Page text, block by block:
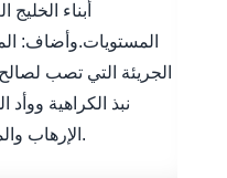
أبناء
المستويات.وأضاف:
الجريئة التي تصب
نبذ الكراهية
الإرهاب والمخططات التي تحاك ضد الشعوب.